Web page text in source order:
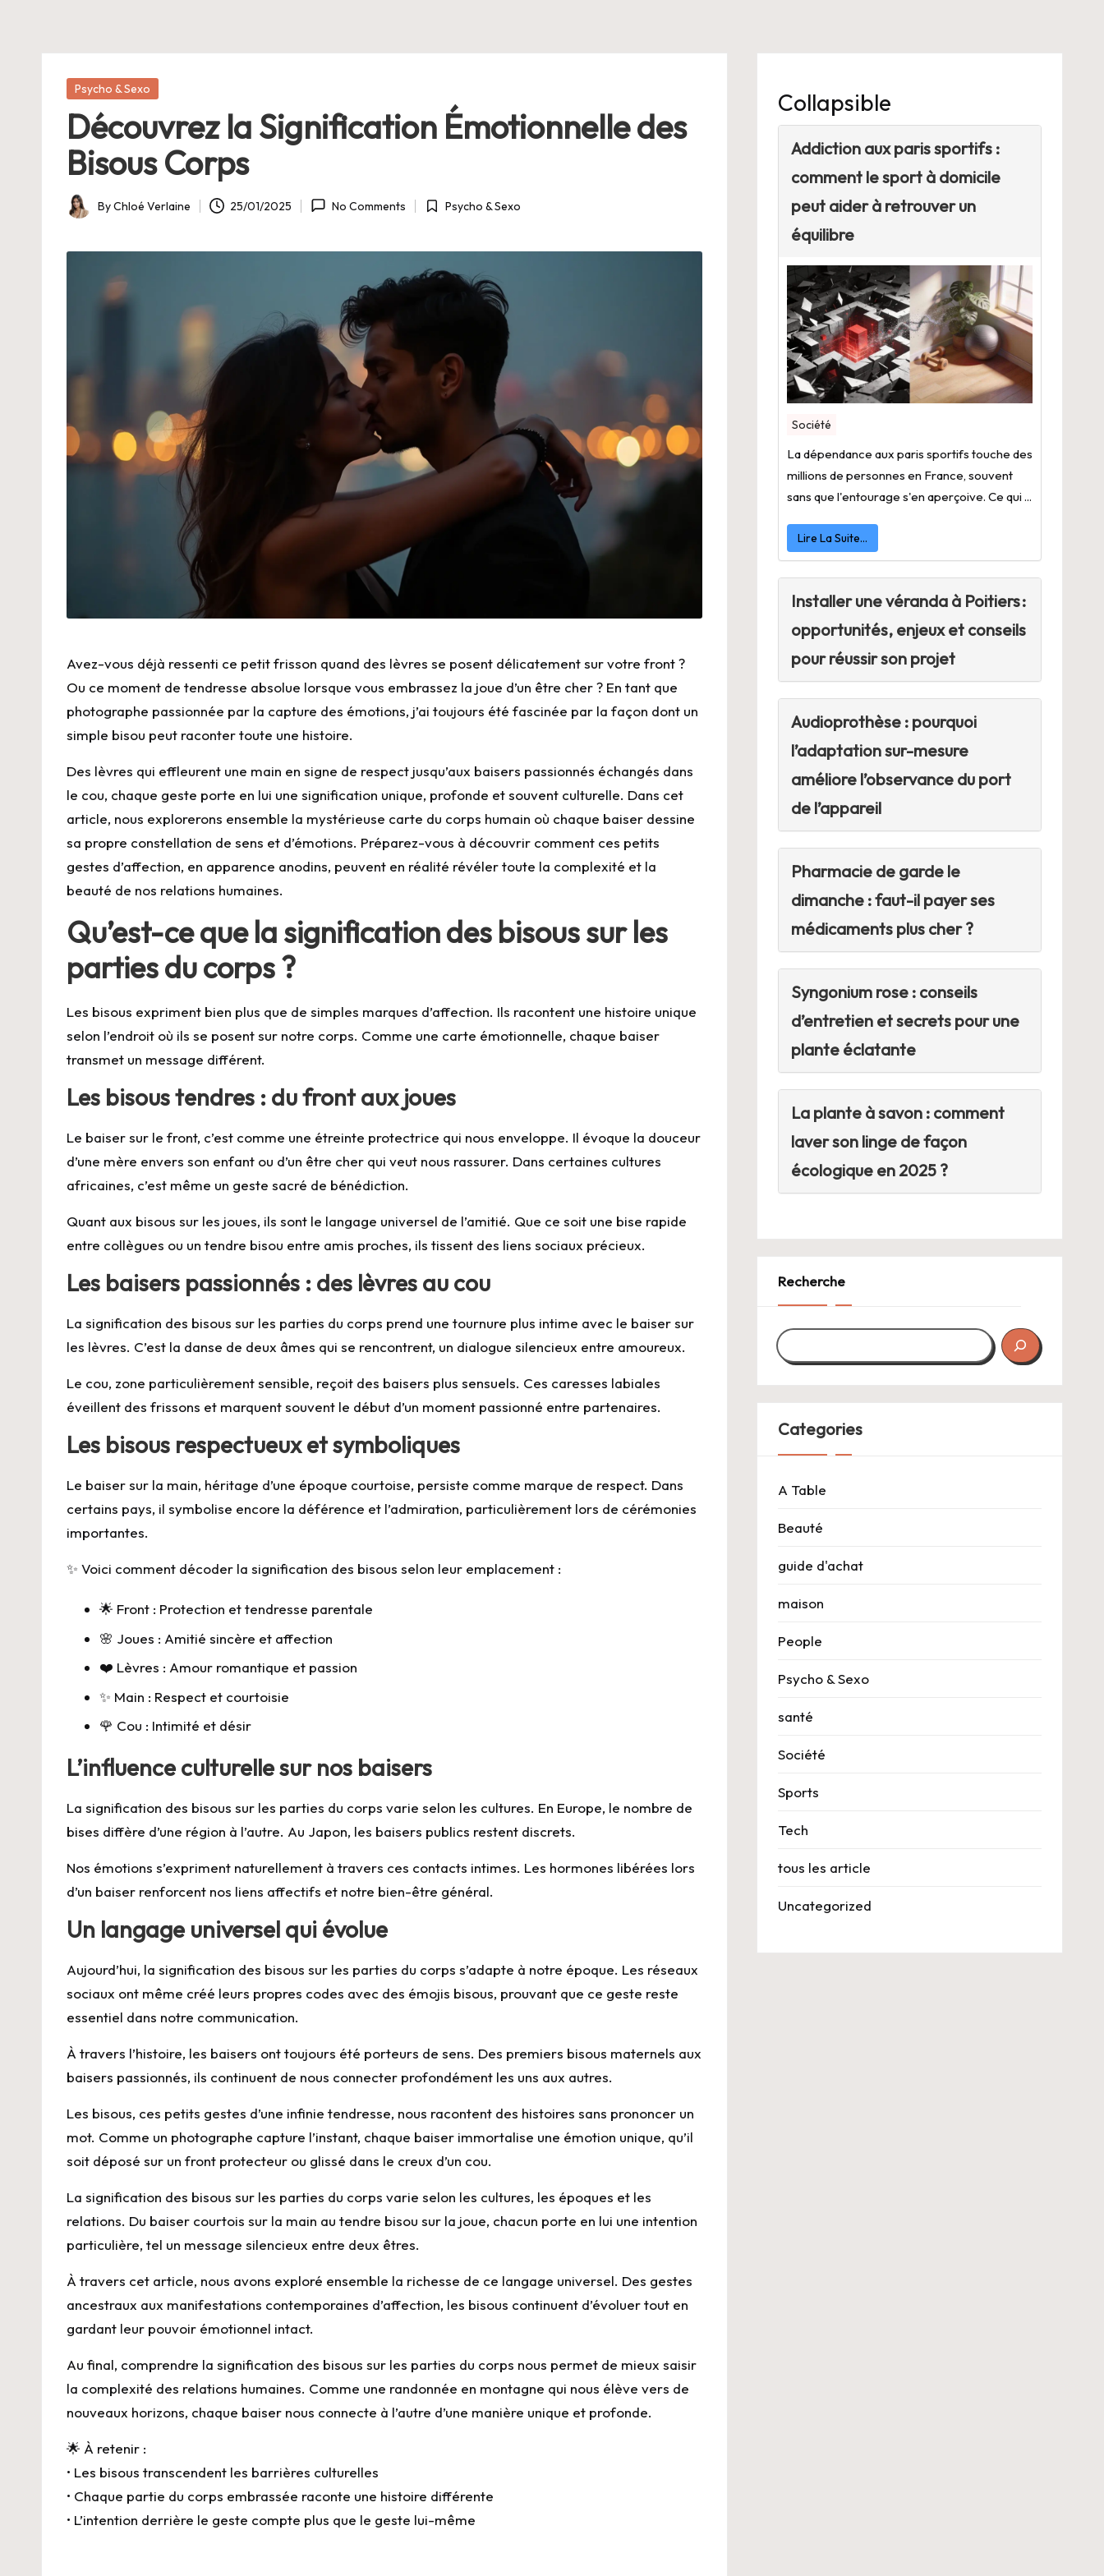
Posted
Psycho & Sexo
Découvrez la Signification Émotionnelle des
Bisous Corps
Posted
ByChloé Verlaine 25/01/2025 No Comments
Posted
Psycho & Sexo
Avez-vous déjà ressenti ce petit frisson quand des lèvres se posent délicatement sur votre front ?
Ou ce moment de tendresse absolue lorsque vous embrassez la joue d’un être cher ? En tant que
photographe passionnée par la capture des émotions, j’ai toujours été fascinée par la façon dont un
simple bisou peut raconter toute une histoire.
Des lèvres qui effleurent une main en signe de respect jusqu’aux baisers passionnés échangés dans
le cou, chaque geste porte en lui une signification unique, profonde et souvent culturelle. Dans cet
article, nous explorerons ensemble la mystérieuse carte du corps humain où chaque baiser dessine
sa propre constellation de sens et d’émotions. Préparez-vous à découvrir comment ces petits
gestes d’affection, en apparence anodins, peuvent en réalité révéler toute la complexité et la
beauté de nos relations humaines.
Qu’est-ce que la signification des bisous sur les
parties du corps ?
Les bisous expriment bien plus que de simples marques d’affection. Ils racontent une histoire unique
selon l’endroit où ils se posent sur notre corps. Comme une carte émotionnelle, chaque baiser
transmet un message différent.
Les bisous tendres : du front aux joues
Le baiser sur le front, c’est comme une étreinte protectrice qui nous enveloppe. Il évoque la douceur
d’une mère envers son enfant ou d’un être cher qui veut nous rassurer. Dans certaines cultures
africaines, c’est même un geste sacré de bénédiction.
Quant aux bisous sur les joues, ils sont le langage universel de l’amitié. Que ce soit une bise rapide
entre collègues ou un tendre bisou entre amis proches, ils tissent des liens sociaux précieux.
Les baisers passionnés : des lèvres au cou
La signification des bisous sur les parties du corps prend une tournure plus intime avec le baiser sur
les lèvres. C’est la danse de deux âmes qui se rencontrent, un dialogue silencieux entre amoureux.
Le cou, zone particulièrement sensible, reçoit des baisers plus sensuels. Ces caresses labiales
éveillent des frissons et marquent souvent le début d’un moment passionné entre partenaires.
Les bisous respectueux et symboliques
Le baiser sur la main, héritage d’une époque courtoise, persiste comme marque de respect. Dans
certains pays, il symbolise encore la déférence et l’admiration, particulièrement lors de cérémonies
importantes.
✨ Voici comment décoder la signification des bisous selon leur emplacement :
🌟 Front : Protection et tendresse parentale
🌸 Joues : Amitié sincère et affection
❤️ Lèvres : Amour romantique et passion
✨ Main : Respect et courtoisie
🌹 Cou : Intimité et désir
L’influence culturelle sur nos baisers
La signification des bisous sur les parties du corps varie selon les cultures. En Europe, le nombre de
bises diffère d’une région à l’autre. Au Japon, les baisers publics restent discrets.
Nos émotions s’expriment naturellement à travers ces contacts intimes. Les hormones libérées lors
d’un baiser renforcent nos liens affectifs et notre bien-être général.
Un langage universel qui évolue
Aujourd’hui, la signification des bisous sur les parties du corps s’adapte à notre époque. Les réseaux
sociaux ont même créé leurs propres codes avec des émojis bisous, prouvant que ce geste reste
essentiel dans notre communication.
À travers l’histoire, les baisers ont toujours été porteurs de sens. Des premiers bisous maternels aux
baisers passionnés, ils continuent de nous connecter profondément les uns aux autres.
Les bisous, ces petits gestes d’une infinie tendresse, nous racontent des histoires sans prononcer un
mot. Comme un photographe capture l’instant, chaque baiser immortalise une émotion unique, qu’il
soit déposé sur un front protecteur ou glissé dans le creux d’un cou.
La signification des bisous sur les parties du corps varie selon les cultures, les époques et les
relations. Du baiser courtois sur la main au tendre bisou sur la joue, chacun porte en lui une intention
particulière, tel un message silencieux entre deux êtres.
À travers cet article, nous avons exploré ensemble la richesse de ce langage universel. Des gestes
ancestraux aux manifestations contemporaines d’affection, les bisous continuent d’évoluer tout en
gardant leur pouvoir émotionnel intact.
Au final, comprendre la signification des bisous sur les parties du corps nous permet de mieux saisir
la complexité des relations humaines. Comme une randonnée en montagne qui nous élève vers de
nouveaux horizons, chaque baiser nous connecte à l’autre d’une manière unique et profonde.
🌟 À retenir :
• Les bisous transcendent les barrières culturelles
• Chaque partie du corps embrassée raconte une histoire différente
• L’intention derrière le geste compte plus que le geste lui-même
Collapsible
Addiction aux paris sportifs :
comment le sport à domicile
peut aider à retrouver un
équilibre
Société
La dépendance aux paris sportifs touche des
millions de personnes en France, souvent
sans que l'entourage s'en aperçoive. Ce qui ...
Lire La Suite…
Installer une véranda à Poitiers :
opportunités, enjeux et conseils
pour réussir son projet
Audioprothèse : pourquoi
l’adaptation sur-mesure
améliore l’observance du port
de l’appareil
Pharmacie de garde le
dimanche : faut-il payer ses
médicaments plus cher ?
Syngonium rose : conseils
d’entretien et secrets pour une
plante éclatante
La plante à savon : comment
laver son linge de façon
écologique en 2025 ?
Recherche
Categories
A Table
Beauté
guide d'achat
maison
People
Psycho & Sexo
santé
Société
Sports
Tech
tous les article
Uncategorized